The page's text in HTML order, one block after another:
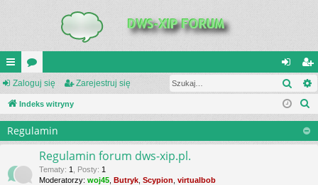
UI
C
K
_L
IN
or
a
al
og
si
ar
ej
es
tru
Zaloguj się Zarejestruj się
Indeks witryny
Regulamin
Regulamin forum dws-xip.pl.
Tematy: 1 Posty: 1
Moderatorzy: woj45 Butryk Scypion virtualbob